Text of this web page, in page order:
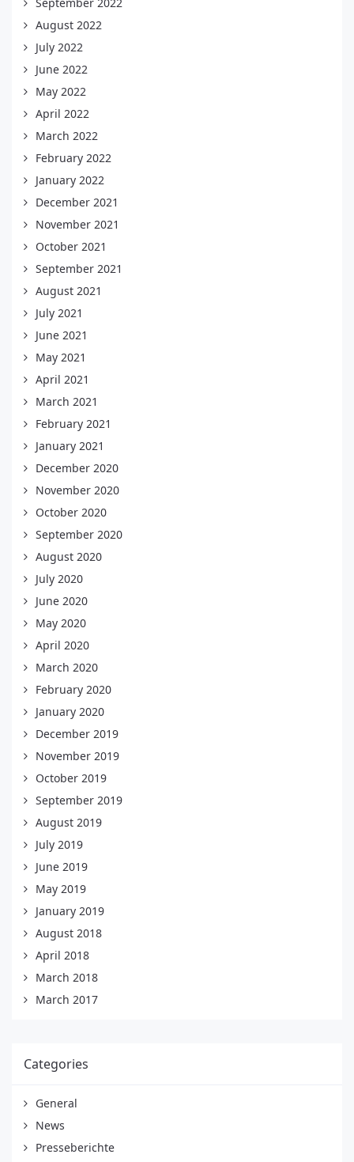
August 2022
July 2022
June 2022
May 2022
April 2022
March 2022
February 2022
January 2022
December 2021
November 2021
October 2021
September 2021
August 2021
July 2021
June 2021
May 2021
April 2021
March 2021
February 2021
January 2021
December 2020
November 2020
October 2020
September 2020
August 2020
July 2020
June 2020
May 2020
April 2020
March 2020
February 2020
January 2020
December 2019
November 2019
October 2019
September 2019
August 2019
July 2019
June 2019
May 2019
January 2019
August 2018
April 2018
March 2018
March 2017
Categories
General
News
Presseberichte